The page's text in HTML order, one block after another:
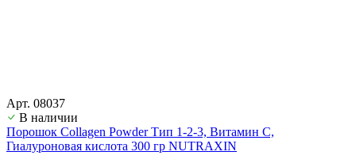
Арт. 08037
В наличии
Порошок Collagen Powder Тип 1-2-3, Витамин С,
Гиалуроновая кислота 300 гр NUTRAXIN